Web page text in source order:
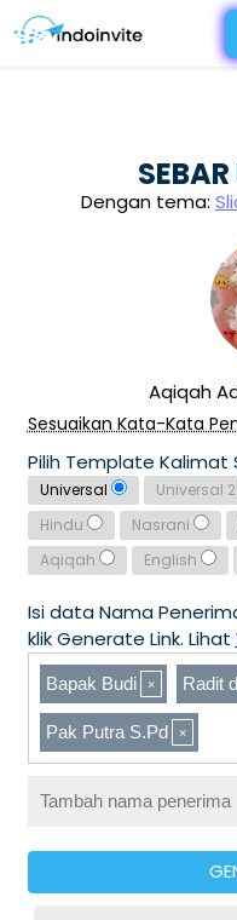
Dengan tema:
Aqiqah
Sesuaikan Kata-Kata
Pilih Template Kalimat
Universal Universal 2
Hindu
Nasrani
Aqiqah
English
Isi data Nama
klik Generate Link. Lihat
Bapak Budi Radit
Pak Putra S.Pd